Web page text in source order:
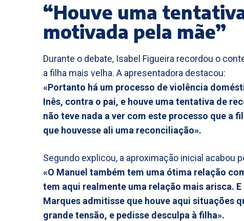
“Houve uma
motivada pela mãe”
Durante o debate, Isabel Figueira recordou o
a filha mais velha. A apresentadora destacou:
«Portanto há um processo de violência
Inês, contra o pai, e houve uma tentativa de
não teve nada a ver com este processo que a
que houvesse ali uma reconciliação».
Segundo explicou, a aproximação inicial acabou
«O Manuel também tem uma ótima relação
tem aqui realmente uma relação mais arisca.
Marques admitisse que houve aqui situações
grande tensão, e pedisse desculpa à filha».